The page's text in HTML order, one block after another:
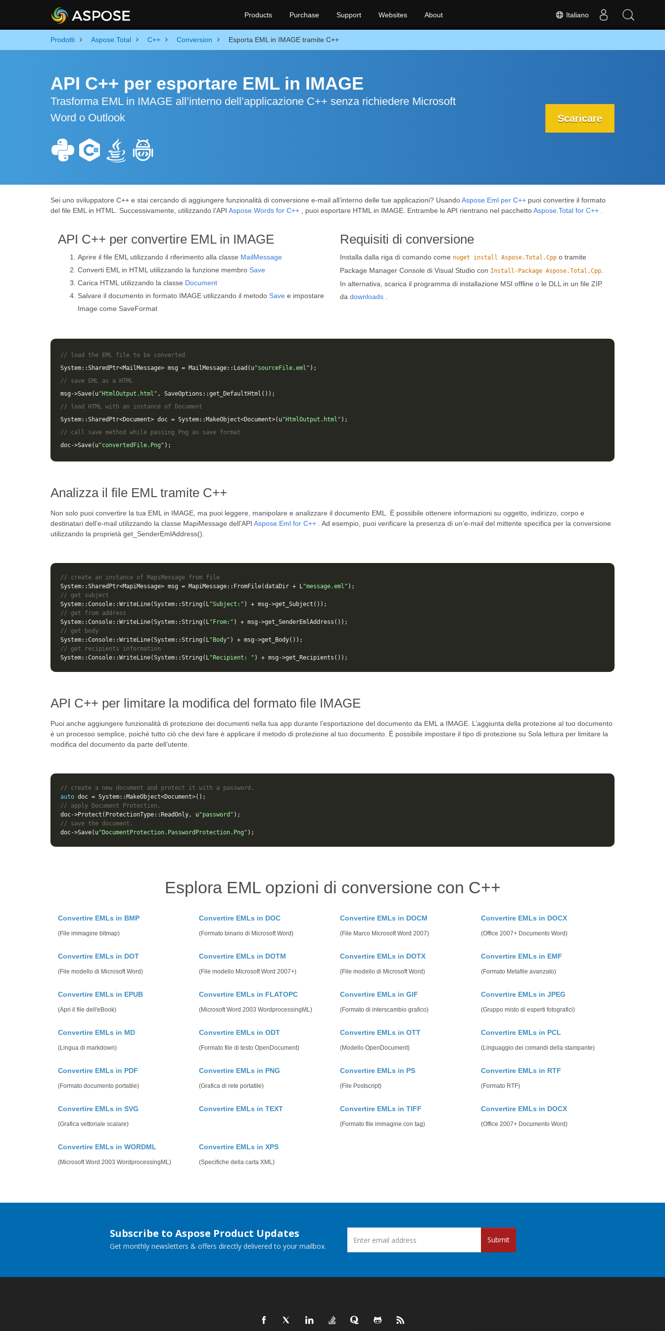
Italiano
Products Purchase Support Websites About
Prodotti Aspose.Total C++ Conversion Esporta EML in IMAGE tramite C++
API C++ per esportare EML in IMAGE
Trasforma EML in IMAGE all’interno dell’applicazione C++ senza richiedere Microsoft
Word o Outlook
Scaricare
Sei uno sviluppatore C++ e stai cercando di aggiungere funzionalità di conversione e-mail all’interno delle tue applicazioni? UsandoAspose.Eml per C++ puoi convertire il formato
del file EML in HTML. Successivamente, utilizzando l’API Aspose.Words for C++ , puoi esportare HTML in IMAGE. Entrambe le API rientrano nel pacchettoAspose.Total for C++
API C++ per convertire EML in IMAGE
Aprire il file EML utilizzando il riferimento alla classe MailMessage
Converti EML in HTML utilizzando la funzione membro Save
Carica HTML utilizzando la classe Document
Salvare il documento in formato IMAGE utilizzando il metodo Save e impostare
Image come SaveFormat
Requisiti di conversione
Installa dalla riga di comando come nuget install Aspose.Total.Cpp o tramite
Package Manager Console di Visual Studio con Install-Package Aspose.Total.Cpp
In alternativa, scarica il programma di installazione MSI offline o le DLL in un file ZIP
da downloads
// load the EML file to be converted
System::SharedPtr<MailMessage> msg = MailMessage:: Load ( u"sourceFile.eml" );
// save EML as a HTML
msg ->Save( u"HtmlOutput.html" , SaveOptions ::get_DefaultHtml ());
// load HTML with an instance of Document
System::SharedPtr<Document> doc = System:: MakeObject<Document>( u"HtmlOutput.html" );
// call save method while passing Png as save format
doc->Save( u"convertedFile.Png" );
Analizza il file EML tramite C++
Non solo puoi convertire la tua EML in IMAGE, ma puoi leggere, manipolare e analizzare il documento EML. È possibile ottenere informazioni su oggetto, indirizzo, corpo e
destinatari dell’e-mail utilizzando la classe MapiMessage dell’API Aspose.Eml for C++ . Ad esempio, puoi verificare la presenza di un’e-mail del mittente specifica per la conversione
utilizzando la proprietà get_SenderEmlAddress().
// create an instance of MapiMessage from file
System::SharedPtr<MapiMessage> msg = MapiMessage:: FromFile(dataDir + L"message.eml" );
// get subject
System::Console::WriteLine(System::String ( L"Subject:" ) + msg ->get_Subject ());
// get from address
System::Console::WriteLine(System::String ( L"From:" ) + msg ->get_SenderEmlAddress ());
// get body
System::Console::WriteLine(System::String ( L"Body" ) + msg ->get_Body());
// get recipients information
System::Console::WriteLine(System::String ( L"Recipient: " ) + msg ->get_Recipients ());
API C++ per limitare la modifica del formato file IMAGE
Puoi anche aggiungere funzionalità di protezione dei documenti nella tua app durante l’esportazione del documento da EML a IMAGE. L’aggiunta della protezione al tuo documento
è un processo semplice, poiché tutto ciò che devi fare è applicare il metodo di protezione al tuo documento. È possibile impostare il tipo di protezione su Sola lettura per limitare la
modifica del documento da parte dell’utente.
// create a new document and protect it with a password.
auto doc = System:: MakeObject<Document>();
// apply Document Protection.
doc->Protect ( ProtectionType:: ReadOnly, u"password" );
// save the document.
doc->Save( u"DocumentProtection.PasswordProtection.Png" );
Esplora EML opzioni di conversione con C++
Convertire EMLs in BMP
(File immagine bitmap)
Convertire EMLs in DOC
(Formato binario di Microsoft Word)
Convertire EMLs in DOCM
(File Marco Microsoft Word 2007)
Convertire EMLs in DOCX
(Office 2007+ Documento Word)
Convertire EMLs in DOT
(File modello di Microsoft Word)
Convertire EMLs in DOTM
(File modello Microsoft Word 2007+)
Convertire EMLs in DOTX
(File modello di Microsoft Word)
Convertire EMLs in EMF
(Formato Metafile avanzato)
Convertire EMLs in EPUB
(Apri il file dell'eBook)
Convertire EMLs in FLATOPC
(Microsoft Word 2003 WordprocessingML)
Convertire EMLs in GIF
(Formato di interscambio grafico)
Convertire EMLs in JPEG
(Gruppo misto di esperti fotografici)
Convertire EMLs in MD
(Lingua di markdown)
Convertire EMLs in ODT
(Formato file di testo OpenDocument)
Convertire EMLs in OTT
(Modello OpenDocument)
Convertire EMLs in PCL
(Linguaggio dei comandi della stampante)
Convertire EMLs in PDF
(Formato documento portatile)
Convertire EMLs in PNG
(Grafica di rete portatile)
Convertire EMLs in PS
(File Postscript)
Convertire EMLs in RTF
(Formato RTF)
Convertire EMLs in SVG
(Grafica vettoriale scalare)
Convertire EMLs in TEXT Convertire EMLs in TIFF
(Formato file immagine con tag)
Convertire EMLs in DOCX
(Office 2007+ Documento Word)
Convertire EMLs in WORDML
(Microsoft Word 2003 WordprocessingML)
Convertire EMLs in XPS
(Specifiche della carta XML)
Subscribe to Aspose Product Updates
Get monthly newsletters & offers directly delivered to your mailbox.
Submit